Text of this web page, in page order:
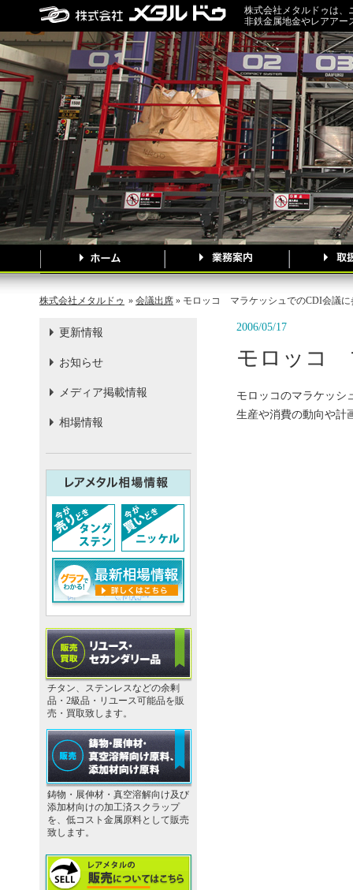
株式会社メタルドゥは、
非鉄金属地金やレアアー
株式会社メタルドゥ » 会議出席 » モロッコ マラケッシュでのCDI会議に
更新情報
お知らせ
メディア掲載情報
相場情報
チタン、ステンレスなどの余剰
品・2級品・リユース可能品を販
売・買取致します。
鋳物・展伸材・真空溶解向け及び
添加材向けの加工済スクラップ
を、低コスト金属原料として販売
致します。
2006/05/17
モロッコ
モロッコのマラケッシ
生産や消費の動向や計